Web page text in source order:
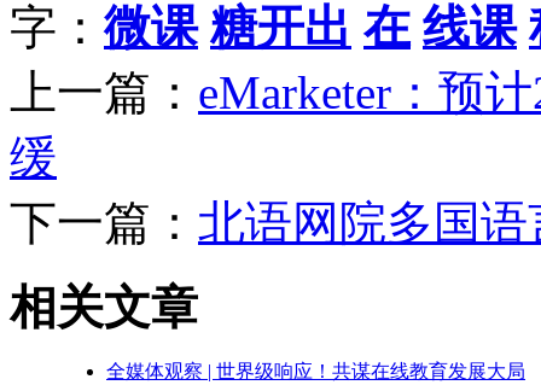
字：微课 糖开出 在 线课
上一篇： eMarketer：预
缓
下一篇： 北语网院多国
相关文章
全媒体观察 | 世界级响应！共谋在线教育发展大局